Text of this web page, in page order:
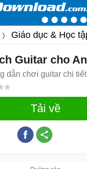
Giáo dục & Học
Guitar cho
dẫn chơi guitar chi
Tải về